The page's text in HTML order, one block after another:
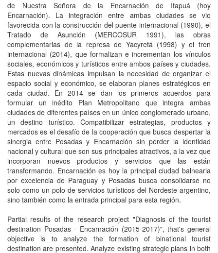
de Nuestra Señora de la Encarnación de Itapuá (hoy
Encarnación). La integración entre ambas ciudades se vio
favorecida con la construcción del puente internacional (1990), el
Tratado de Asunción (MERCOSUR 1991), las obras
complementarias de la represa de Yacyretá (1998) y el tren
internacional (2014), que formalizan e incrementan los vínculos
sociales, económicos y turísticos entre ambos países y ciudades.
Estas nuevas dinámicas impulsan la necesidad de organizar el
espacio social y económico, se elaboran planes estratégicos en
cada ciudad. En 2014 se dan los primeros acuerdos para
formular un inédito Plan Metropolitano que integra ambas
ciudades de diferentes países en un único conglomerado urbano,
un destino turístico. Compatibilizar estrategias, productos y
mercados es el desafío de la cooperación que busca despertar la
sinergia entre Posadas y Encarnación sin perder la identidad
nacional y cultural que son sus principales atractivos, a la vez que
incorporan nuevos productos y servicios que las están
transformando. Encarnación es hoy la principal ciudad balnearia
por excelencia de Paraguay y Posadas busca consolidarse no
solo como un polo de servicios turísticos del Nordeste argentino,
sino también como la entrada principal para esta región.
Partial results of the research project "Diagnosis of the tourist
destination Posadas - Encarnación (2015-2017)", that's general
objective is to analyze the formation of binational tourist
destination are presented. Analyze existing strategic plans in both